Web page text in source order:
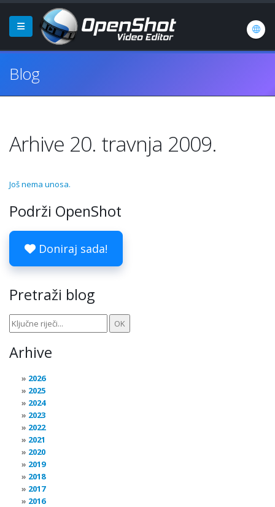
Blog
Arhive 20. travnja 2009.
Još nema unosa.
Podrži OpenShot
Doniraj sada!
Pretraži blog
Arhive
2026
2025
2024
2023
2022
2021
2020
2019
2018
2017
2016